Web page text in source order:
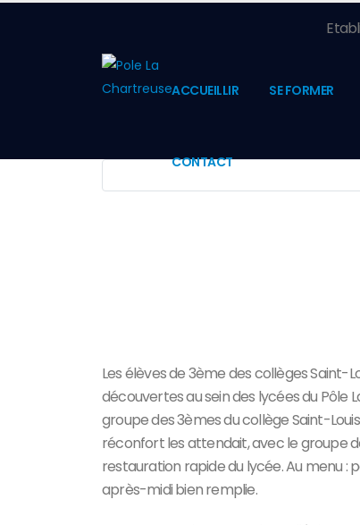
ACCUEILLIR SE FORMER
CONTACT
Les élèves de 3ème des collèges Saint-
découvertes au sein des lycées du Pôle
groupe des 3èmes ducollège Saint-Louis
réconfort les attendait, avec le groupe
restauration rapide du lycée. Au menu :
après-midi bien remplie.